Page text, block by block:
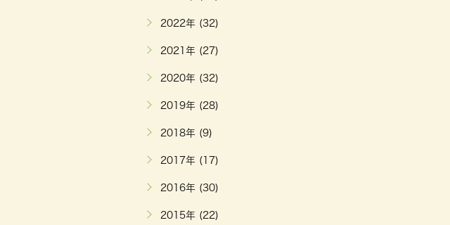
2022年 (32)
2021年 (27)
2020年 (32)
2019年 (28)
2018年 (9)
2017年 (17)
2016年 (30)
2015年 (22)